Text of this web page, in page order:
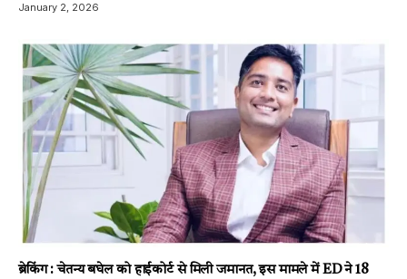
January 2, 2026
ब्रेकिंग : चेतन्य बघेल को हाईकोर्ट से मिली जमानत, इस मामले में ED ने 18